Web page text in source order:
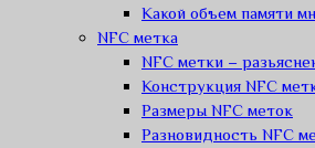
Какой объем памяти
NFC метка
NFC метки –
Конструкция NFC
Размеры NFC меток
Разновидность NFC